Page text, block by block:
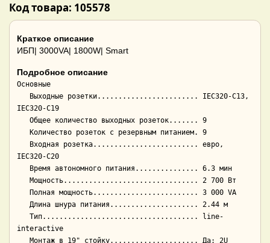
Код товара: 105578
Краткое описание
ИБП| 3000VA| 1800W| Smart
Подробное описание
Основные
IEC320-C19
IEC320-C20
interactive